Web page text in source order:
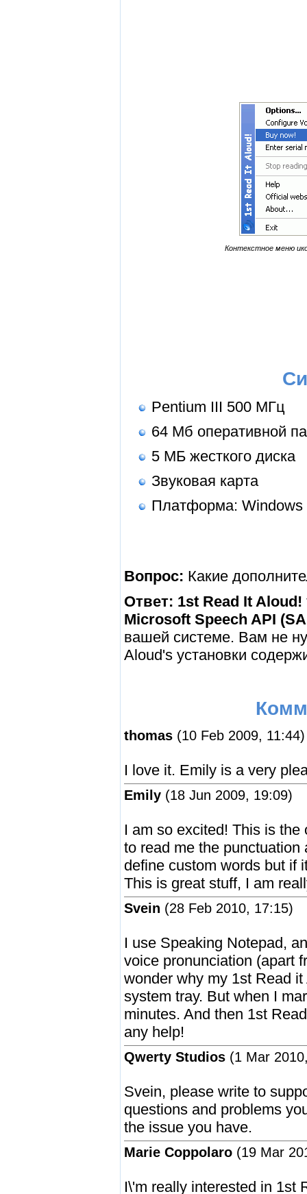
Контекстное меню
Pentium III 500 МГц
64 Мб оперативной
5 МБ жесткого диска
Звуковая карта
Платформа: Windows
Вопрос: Какие
Ответ: 1st Read It Aloud!
Microsoft Speech API
вашей системе. Вам не
Aloud's установки
thomas (10 Feb 2009, 11:44)
I love it. Emily is a very
Emily (18 Jun 2009, 19:09)
I am so excited! This is
to read me the
define custom words but if
This is great stuff, I am
Svein (28 Feb 2010, 17:15)
I use Speaking Notepad,
voice pronunciation (apart
wonder why my 1st Read
system tray. But when I
minutes. And then 1st
any help!
Qwerty Studios (1 Mar
Svein, please write to
questions and problems
the issue you have.
Marie Coppolaro (19 Mar
I\'m really interested in 1st